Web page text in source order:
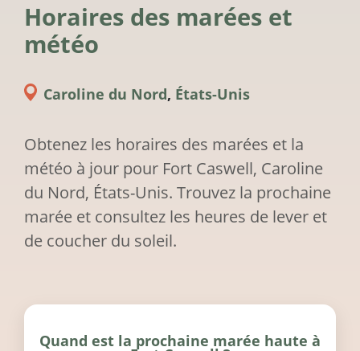
Horaires des marées et
météo
Caroline du Nord, États-Unis
Obtenez les horaires des marées et la
météo à jour pour Fort Caswell, Caroline
du Nord, États-Unis. Trouvez la prochaine
marée et consultez les heures de lever et
de coucher du soleil.
Quand est la prochaine marée haute à